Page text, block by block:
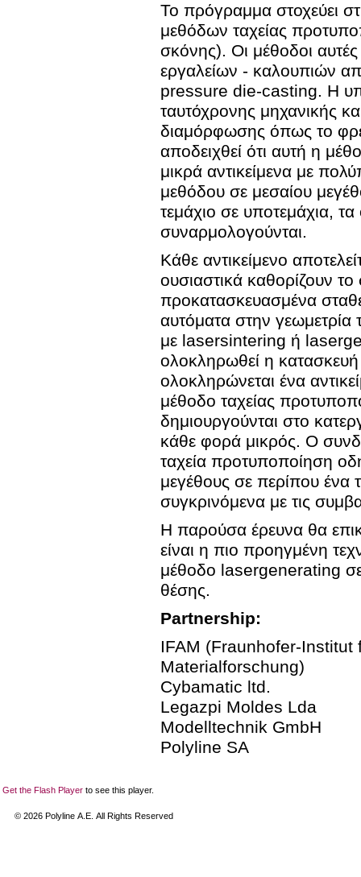
Το πρόγραμμα στοχεύει
μεθόδων ταχείας
σκόνης). Οι μέθοδοι
εργαλείων - καλουπιών
pressure die-casting. Η
ταυτόχρονης μηχανικής
διαμόρφωσης όπως το
αποδειχθεί ότι αυτή η
μικρά αντικείμενα με
μεθόδου σε μεσαίου
τεμάχιο σε υποτεμάχια,
συναρμολογούνται.
Κάθε αντικείμενο
ουσιαστικά καθορίζουν
προκατασκευασμένα
αυτόματα στην γεωμετρία
με lasersintering ή
ολοκληρωθεί η
ολοκληρώνεται ένα
μέθοδο ταχείας
δημιουργούνται στο
κάθε φορά μικρός. Ο
ταχεία προτυποποίηση
μεγέθους σε περίπου ένα
συγκρινόμενα με τις
Η παρούσα έρευνα θα
είναι η πιο προηγμένη
μέθοδο lasergenerating σε
θέσης.
Partnership:
IFAM (Fraunhofer-
Materialforschung)
Cybamatic ltd.
Legazpi Moldes Lda
Modelltechnik GmbH
Polyline SA
Get the Flash Player to see this player.
© 2026 Polyline Α.Ε. All Rights Reserved